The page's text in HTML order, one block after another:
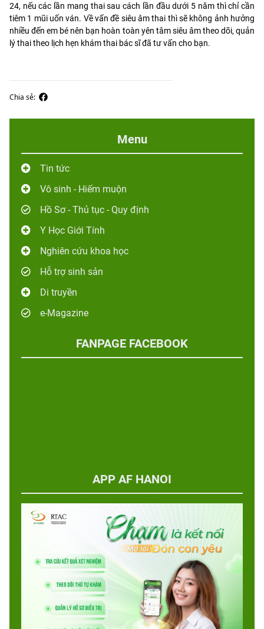
24, nếu các lần mang thai sau cách lần đầu dưới 5 năm thì chỉ cần
tiêm 1 mũi uốn ván. Về vấn đề siêu âm thai thì sẽ không ảnh hưởng
nhiều đến em bé nên bạn hoàn toàn yên tâm siêu âm theo dõi, quản
lý thai theo lịch hẹn khám thai bác sĩ đã tư vấn cho bạn.
Chia sẻ:
Menu
Tin tức
Vô sinh - Hiếm muộn
Hồ Sơ - Thủ tục - Quy định
Y Học Giới Tính
Nghiên cứu khoa học
Hỗ trợ sinh sản
Di truyền
e-Magazine
FANPAGE FACEBOOK
APP AF HANOI